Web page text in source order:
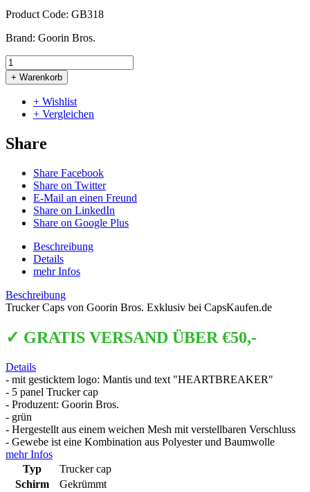
Product Code: GB318
Brand: Goorin Bros.
+ Warenkorb
+ Wishlist
+ Vergleichen
Share
Share Facebook
Share on Twitter
E-Mail an einen Freund
Share on LinkedIn
Share on Google Plus
Beschreibung
Details
mehr Infos
Beschreibung
Trucker Caps von Goorin Bros. Exklusiv bei CapsKaufen.de
✓ GRATIS VERSAND ÜBER €50,-
Details
- mit gesticktem logo: Mantis und text "HEARTBREAKER"
- 5 panel Trucker cap
- Produzent: Goorin Bros.
- grün
- Hergestellt aus einem weichen Mesh mit verstellbaren Verschluss
- Gewebe ist eine Kombination aus Polyester und Baumwolle
mehr Infos
Typ
Trucker cap
Schirm
Gekrümmt